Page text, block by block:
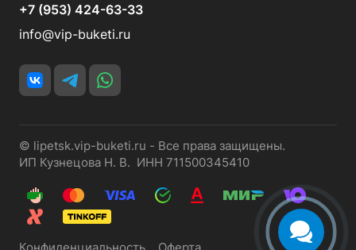
+7 (953) 424-63-33
info@vip-buketi.ru
© lipetsk.vip-buketi.ru - Все права защищены.
ИП Кузнецова Н. В. ИНН 711500345410